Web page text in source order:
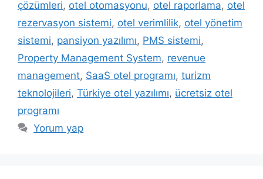
çözümleri, otel otomasyonu, otel raporlama, otel
rezervasyon sistemi, otel verimlilik, otel yönetim
sistemi, pansiyon yazılımı, PMS sistemi,
Property Management System, revenue
management, SaaS otel programı, turizm
teknolojileri, Türkiye otel yazılımı, ücretsiz otel
programı
Yorum yap